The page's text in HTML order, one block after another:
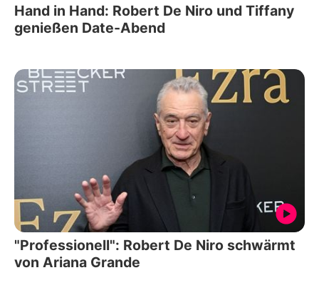
Hand in Hand: Robert De Niro und Tiffany
genießen Date-Abend
"Professionell": Robert De Niro schwärmt
von Ariana Grande